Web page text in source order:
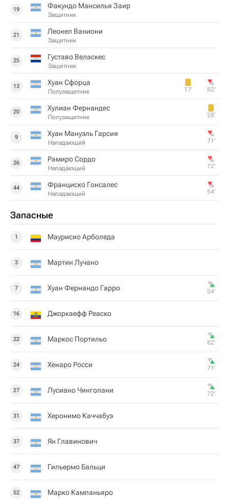
19 Факундо Мансилья Заир
Защитник
21 Леонел Ваниони
Защитник
25 Густаво Веласкес
Защитник
13 Хуан Сфорца
Полузащитник 17‎’‎ 82‎’‎
20 Хулиан Фернандес
Полузащитник 28‎’‎
9 Хуан Мануэль Гарсия
Нападающий 71‎’‎
26 Рамиро Сордо
Нападающий 72‎’‎
44 Франциско Гонсалес
Нападающий 54‎’‎
Запасные
1 Маурисио Арболеда
3 Мартин Лучано
7 Хуан Фернандо Гарро 54‎’‎
16 Джоркаефф Реаско
22 Маркос Портильо 82‎’‎
24 Хенаро Росси 71‎’‎
27 Лусиано Чинголани 72‎’‎
31 Херонимо Каччабуэ
37 Ян Главинович
47 Гильермо Бальци
52 Марко Кампаньяро